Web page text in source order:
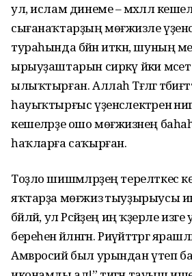
ул, ислам динеме – мәхәллә
сығанаҡтарҙың мөғжизәле
тураһында бәйән иткән, шуның
ырыу­ҙаштарын сиркәү йәки
ылыҡтырған. Аллаһ Тәғәләгә
һауыҡтырғыс үҙенсәлектәренә
кешеләрҙе ошо мөғжизәнең
һаҡларға саҡырған.
Тоҙло шишмәләрҙең терелткес
яҡтарҙа мөғжизә тыуҙырыусы
бәйләй, ул Рәсәйҙең иң ҡә­ҙерле
береһенә әйлән­гән. Риүәйәттәргә
Амвросий был урындан үтеп